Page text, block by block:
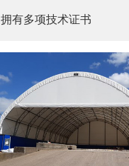
拥有多项技术证书